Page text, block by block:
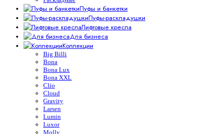
Пуфы и банкетки
Пуфы-раскладушки
Лифтовые кресла
Для бизнеса
Коллекции
Big Billi
Bona
Bona Lux
Bona XXL
Clio
Cloud
Gravity
Larsen
Lumin
Luxor
Molly